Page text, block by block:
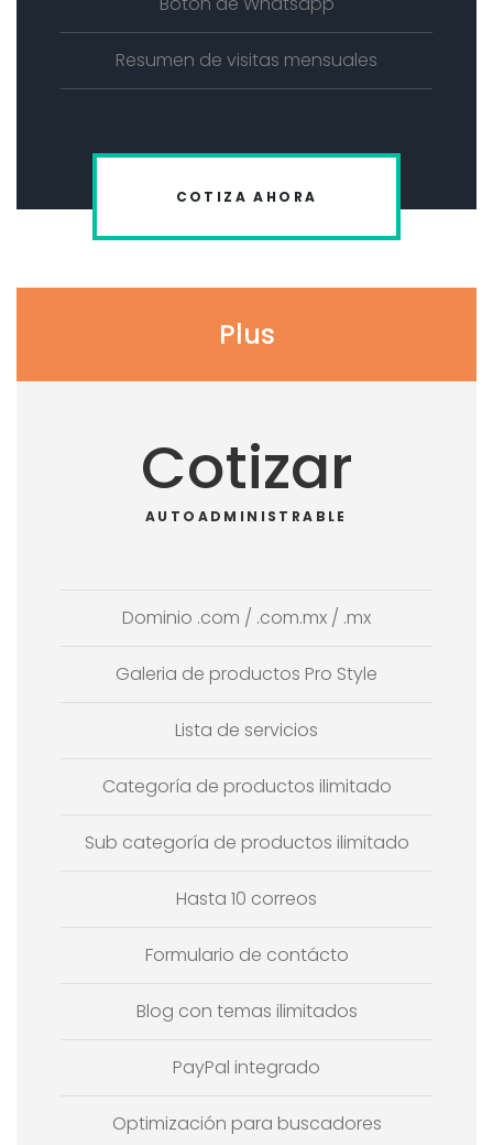
Resumen de visitas mensuales
COTIZA AHORA
Plus
Cotizar
AUTOADMINISTRABLE
Dominio .com / .com.mx / .mx
Galeria de productos Pro Style
Lista de servicios
Categoría de productos ilimitado
Sub categoría de productos ilimitado
Hasta 10 correos
Formulario de contácto
Blog con temas ilimitados
PayPal integrado
Optimización para buscadores